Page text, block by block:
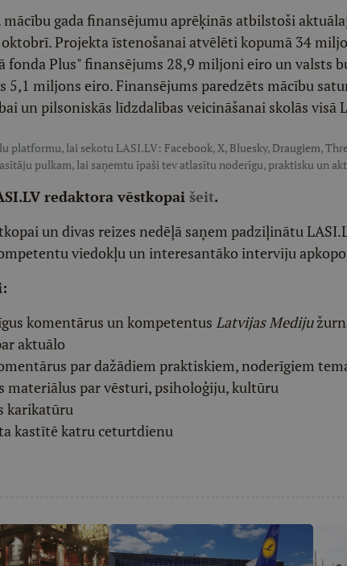
mācību gada finansējumu aprēķinās atbilstoši
oktobrī. Projekta īstenošanai atvēlēti kopumā 34
fonda Plus" finansējums 28,9 miljoni eiro un valsts
5,1 miljons eiro. Finansējums paredzēts mācību
un pilsoniskās līdzdalības veicināšanai skolās visā
platformu, lai sekotu LASI.LV: Facebook,X, Bluesky, Draugiem,
pulkam, lai saņemtu īpaši tev atlasītu noderīgu, praktisku un
redaktora vēstkopai šeit.
un divas reizes nedēļā saņem padziļinātu
viedokļu un interesantāko interviju
komentārus un kompetentus Latvijas Mediju
aktuālo
par dažādiem praktiskiem, noderīgiem
materiālus par vēsturi, psiholoģiju, kultūru
karikatūru
kastītē katru ceturtdienu